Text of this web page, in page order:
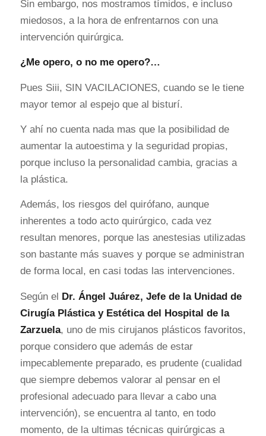
Sin embargo, nos mostramos tímidos, e incluso
miedosos, a la hora de enfrentarnos con una
intervención quirúrgica.
¿Me opero, o no me opero?…
Pues Siii, SIN VACILACIONES, cuando se le tiene
mayor temor al espejo que al bisturí.
Y ahí no cuenta nada mas que la posibilidad de
aumentar la autoestima y la seguridad propias,
porque incluso la personalidad cambia, gracias a
la plástica.
Además, los riesgos del quirófano, aunque
inherentes a todo acto quirúrgico, cada vez
resultan menores, porque las anestesias utilizadas
son bastante más suaves y porque se administran
de forma local, en casi todas las intervenciones.
Según el Dr. Ángel Juárez, Jefe de la Unidad de
Cirugía Plástica y Estética del Hospital de la
Zarzuela, uno de mis cirujanos plásticos favoritos,
porque considero que además de estar
impecablemente preparado, es prudente (cualidad
que siempre debemos valorar al pensar en el
profesional adecuado para llevar a cabo una
intervención), se encuentra al tanto, en todo
momento, de la ultimas técnicas quirúrgicas a